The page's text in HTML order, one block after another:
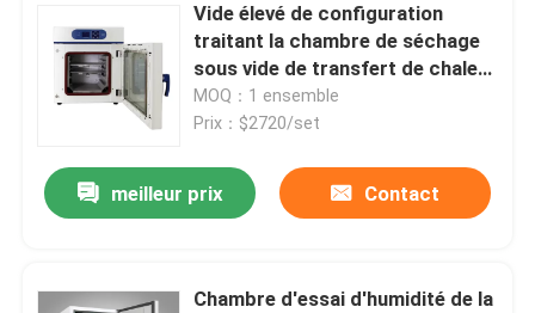
Vide élevé de configuration
traitant la chambre de séchage
sous vide de transfert de chaleur
du four 50L
MOQ：1 ensemble
Prix：$2720/set
meilleur prix Contact
Chambre d'essai d'humidité de la